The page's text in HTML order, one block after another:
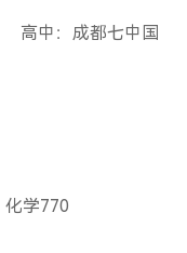
高中：成都七中国
化学770